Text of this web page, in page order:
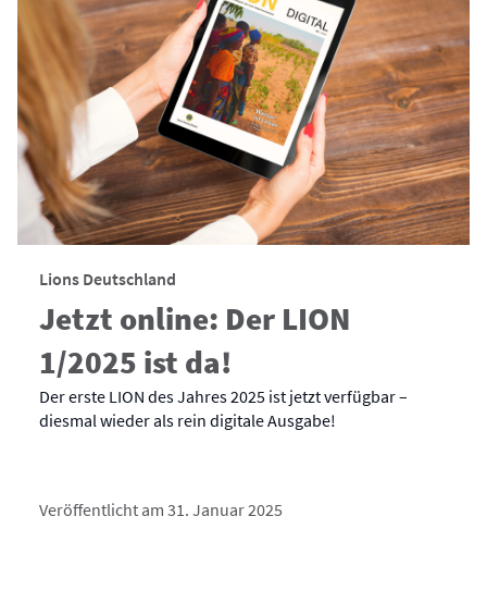
Lions Deutschland
Jetzt online: Der LION
1/2025 ist da!
Der erste LION des Jahres 2025 ist jetzt verfügbar –
diesmal wieder als rein digitale Ausgabe!
Veröffentlicht am 31. Januar 2025